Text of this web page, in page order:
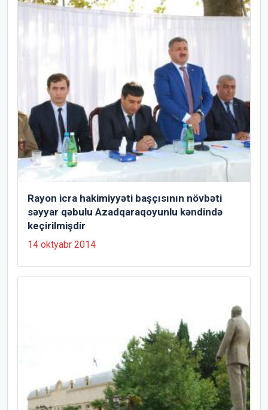
Rayon icra hakimiyyəti başçısının növbəti
səyyar qəbulu Azadqaraqoyunlu kəndində
keçirilmişdir
14 oktyabr 2014